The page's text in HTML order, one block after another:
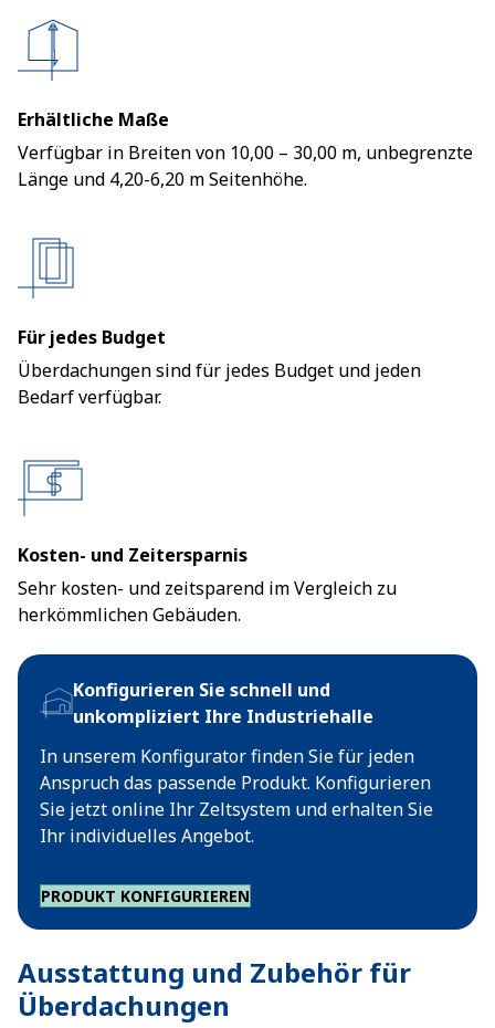
Erhältliche Maße
Verfügbar in Breiten von 10,00 – 30,00 m, unbegrenzte
Länge und 4,20-6,20 m Seitenhöhe.
Für jedes Budget
Überdachungen sind für jedes Budget und jeden
Bedarf verfügbar.
Kosten- und Zeitersparnis
Sehr kosten- und zeitsparend im Vergleich zu
herkömmlichen Gebäuden.
Konfigurieren Sie schnell und
unkompliziert Ihre Industriehalle
In unserem Konfigurator finden Sie für jeden
Anspruch das passende Produkt. Konfigurieren
Sie jetzt online Ihr Zeltsystem und erhalten Sie
Ihr individuelles Angebot.
PRODUKT KONFIGURIEREN
Ausstattung und Zubehör für
Überdachungen